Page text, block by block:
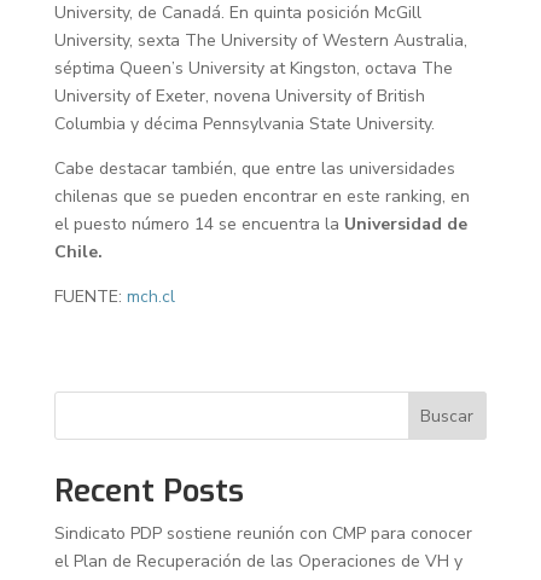
University, de Canadá. En quinta posición McGill
University, sexta The University of Western Australia,
séptima Queen’s University at Kingston, octava The
University of Exeter, novena University of British
Columbia y décima Pennsylvania State University.
Cabe destacar también, que entre las universidades
chilenas que se pueden encontrar en este ranking, en
el puesto número 14 se encuentra la Universidad de
Chile.
FUENTE: mch.cl
Buscar
Recent Posts
Sindicato PDP sostiene reunión con CMP para conocer
el Plan de Recuperación de las Operaciones de VH y